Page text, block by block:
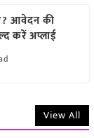
आवेदन की
करें अप्लाई
View All